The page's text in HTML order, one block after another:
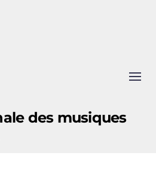
principal
des musiques